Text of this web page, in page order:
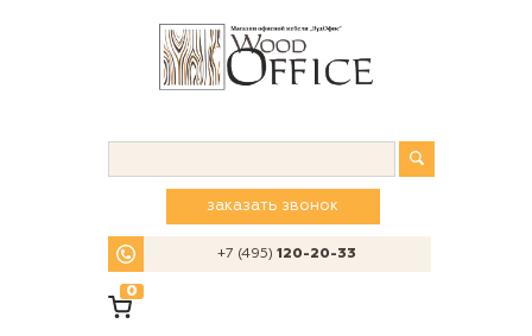
заказать звонок
+7 (495)120-20-33
0